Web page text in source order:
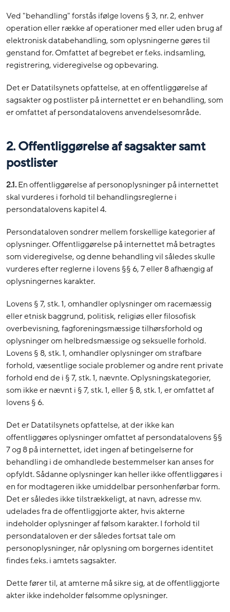
Ved "behandling" forstås ifølge lovens § 3, nr. 2, enhver
operation eller række af operationer med eller uden brug af
elektronisk databehandling, som oplysningerne gøres til
genstand for. Omfattet af begrebet er f.eks. indsamling,
registrering, videregivelse og opbevaring.
Det er Datatilsynets opfattelse, at en offentliggørelse af
sagsakter og postlister på internettet er en behandling, som
er omfattet af persondatalovens anvendelsesområde.
2. Offentliggørelse af sagsakter samt
postlister
2.1.En offentliggørelse af personoplysninger på internettet
skal vurderes i forhold til behandlingsreglerne i
persondatalovens kapitel 4.
Persondataloven sondrer mellem forskellige kategorier af
oplysninger. Offentliggørelse på internettet må betragtes
som videregivelse, og denne behandling vil således skulle
vurderes efter reglerne i lovens §§ 6, 7 eller 8 afhængig af
oplysningernes karakter.
Lovens § 7, stk. 1, omhandler oplysninger om racemæssig
eller etnisk baggrund, politisk, religiøs eller filosofisk
overbevisning, fagforeningsmæssige tilhørsforhold og
oplysninger om helbredsmæssige og seksuelle forhold.
Lovens § 8, stk. 1, omhandler oplysninger om strafbare
forhold, væsentlige sociale problemer og andre rent private
forhold end de i § 7, stk. 1, nævnte. Oplysningskategorier,
som ikke er nævnt i § 7, stk. 1, eller § 8, stk. 1, er omfattet af
lovens § 6.
Det er Datatilsynets opfattelse, at der ikke kan
offentliggøres oplysninger omfattet af persondatalovens §§
7 og 8 på internettet, idet ingen af betingelserne for
behandling i de omhandlede bestemmelser kan anses for
opfyldt. Sådanne oplysninger kan heller ikke offentliggøres i
en for modtageren ikke umiddelbar personhenførbar form.
Det er således ikke tilstrækkeligt, at navn, adresse mv.
udelades fra de offentliggjorte akter, hvis akterne
indeholder oplysninger af følsom karakter. I forhold til
persondataloven er der således fortsat tale om
personoplysninger, når oplysning om borgernes identitet
findes f.eks. i amtets sagsakter.
Dette fører til, at amterne må sikre sig, at de offentliggjorte
akter ikke indeholder følsomme oplysninger.